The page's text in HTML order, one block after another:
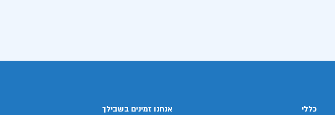
כללי
אנחנו זמינים בשבילך